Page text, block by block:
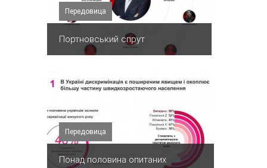
Передовица
Портновський спрут
Передовица
Понад половина опитаних